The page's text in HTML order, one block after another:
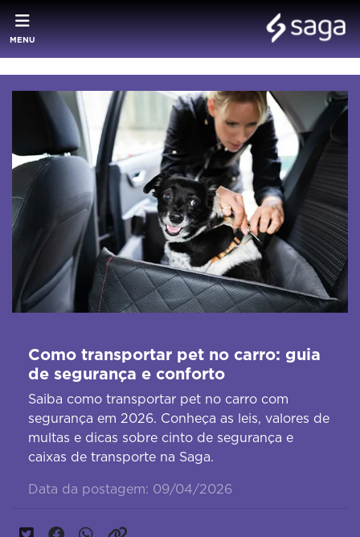
MENU
Como transportar pet no carro: guia
de segurança e conforto
Saiba como transportar pet no carro com
segurança em 2026. Conheça as leis, valores de
multas e dicas sobre cinto de segurança e
caixas de transporte na Saga.
Data da postagem: 09/04/2026